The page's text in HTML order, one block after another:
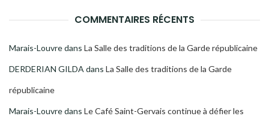
COMMENTAIRES RÉCENTS
Marais-Louvredans La Salle des traditions de la Garde républicaine
DERDERIAN GILDA dans La Salle des traditions de la Garde
républicaine
Marais-Louvredans Le Café Saint-Gervais continue à défier les